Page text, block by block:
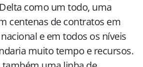
como um todo, uma
centenas de contratos em
e em todos os níveis
muito tempo e recursos.